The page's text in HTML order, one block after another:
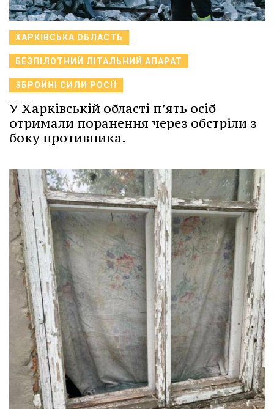
ХАРКІВСЬКА ОБЛАСТЬ
БЕЗПІЛОТНИЙ ЛІТАЛЬНИЙ АПАРАТ
ЗБРОЙНІ СИЛИ РОСІЇ
У Харківській області п’ять осіб
отримали поранення через обстріли з
боку противника.